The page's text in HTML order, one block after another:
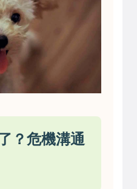
？危機溝通